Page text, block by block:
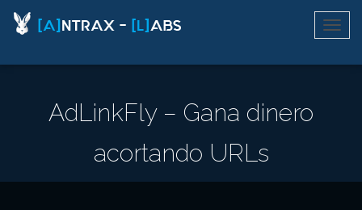
AdLinkFly – Gana dinero
acortando URLs